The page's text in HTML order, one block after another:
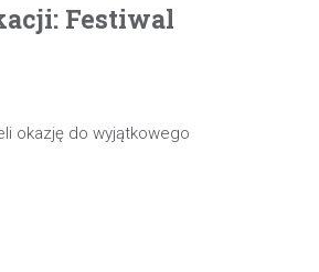
Festiwal
okazję do wyjątkowego